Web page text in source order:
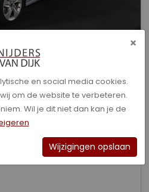
TFSI e Advanced edition
×
en social media cookies.
om de website te verbeteren.
Wil je dit niet dan kan je de
Wijzigingen opslaan